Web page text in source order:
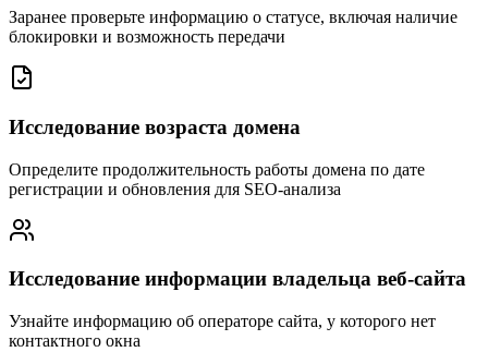
Заранее проверьте информацию о статусе, включая наличие
блокировки и возможность передачи
Исследование возраста домена
Определите продолжительность работы домена по дате
регистрации и обновления для SEO-анализа
Исследование информации владельца веб-сайта
Узнайте информацию об операторе сайта, у которого нет
контактного окна